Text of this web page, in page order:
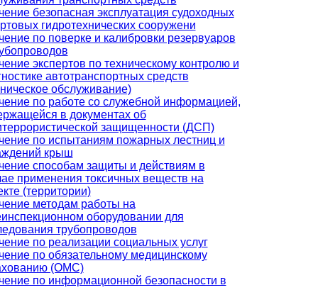
безопасная эксплуатация судоходных
гидротехнических сооружени
по поверке и калибровки резервуаров
экспертов по техническому контролю и
автотранспортных средств
обслуживание)
по работе со служебной информацией,
в документах об
защищенности (ДСП)
по испытаниям пожарных лестниц и
крыш
способам защиты и действиям в
применения токсичных веществ на
(территории)
методам работы на
оборудовании для
трубопроводов
по реализации социальных услуг
по обязательному медицинскому
(ОМС)
по информационной безопасности в